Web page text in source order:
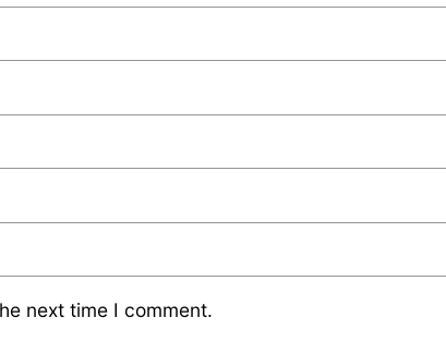
next time I comment.